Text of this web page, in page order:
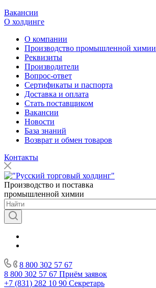
Вакансии
О холдинге
О компании
Производство промышленной химии
Реквизиты
Производители
Вопрос-ответ
Сертификаты и паспорта
Доставка и оплата
Стать поставщиком
Вакансии
Новости
База знаний
Возврат и обмен товаров
Контакты
Производство и поставка
промышленной химии
8 800 302 57 67
8 800 302 57 67 Приём заявок
+7 (831) 282 10 90 Секретарь